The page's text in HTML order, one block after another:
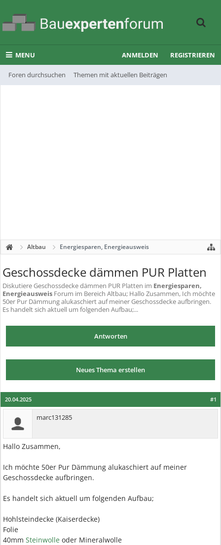
MENU
Foren durchsuchen Themen mit aktuellen Beiträgen
ANMELDEN REGISTRIEREN
Altbau Energiesparen, Energieausweis
Geschossdecke dämmen PUR Platten
DiskutiereGeschossdecke dämmen PUR Platten im Energiesparen,
Energieausweis Forum im Bereich Altbau; Hallo Zusammen, Ich möchte
50er Pur Dämmung alukaschiert auf meiner Geschossdecke aufbringen.
Es handelt sich aktuell um folgenden Aufbau;...
Antworten
Neues Thema erstellen
#1
20.04.2025
marc131285
Hallo Zusammen,
Ich möchte 50er Pur Dämmung alukaschiert auf meiner
Geschossdecke aufbringen.
Es handelt sich aktuell um folgenden Aufbau;
Hohlsteindecke (Kaiserdecke)
Folie
40mm Steinwolle oder Mineralwolle